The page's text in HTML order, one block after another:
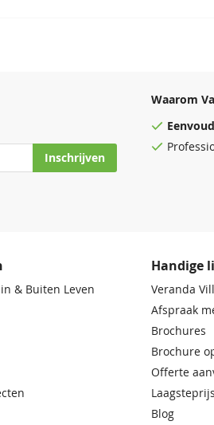
Inschrijven
Waarom
& Buiten Leven
Handige
Veranda
Afspraak
Brochures
Brochure
Offerte
Blog